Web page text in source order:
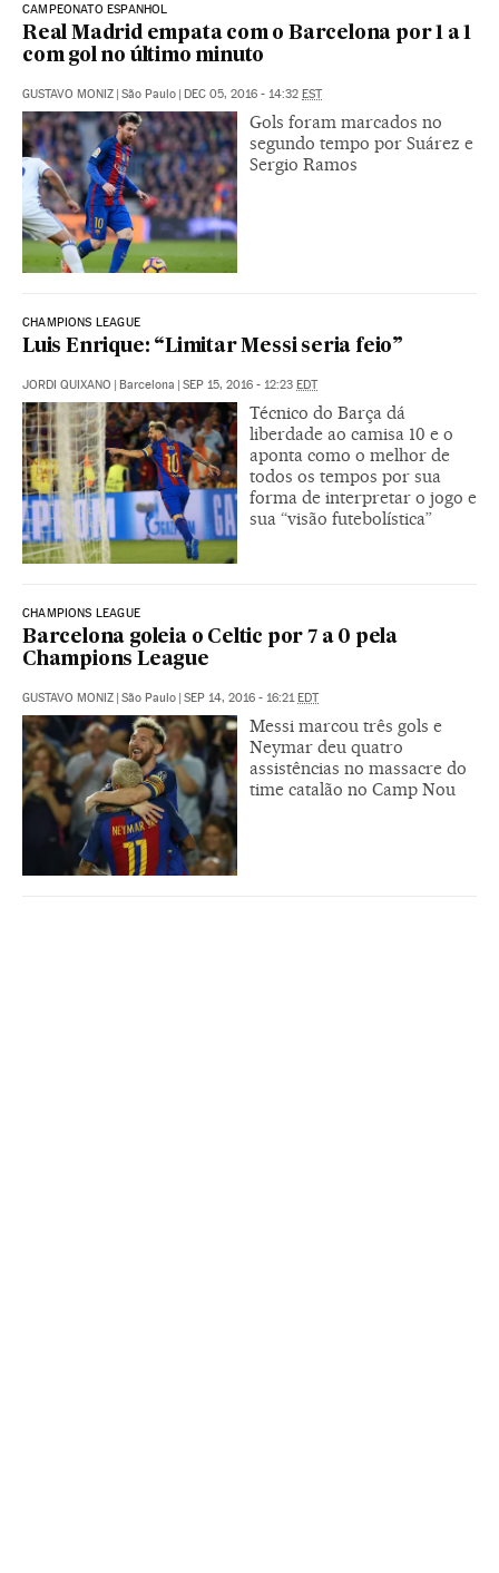
CAMPEONATO ESPANHOL
Real Madrid empata com o Barcelona por 1 a 1
com gol no último minuto
GUSTAVO MONIZ | São Paulo | DEC 05, 2016 - 14:32 EST
Gols foram marcados no
segundo tempo por Suárez e
Sergio Ramos
CHAMPIONS LEAGUE
Luis Enrique: “Limitar Messi seria feio”
JORDI QUIXANO | Barcelona | SEP 15, 2016 - 12:23 EDT
Técnico do Barça dá
liberdade ao camisa 10 e o
aponta como o melhor de
todos os tempos por sua
forma de interpretar o jogo e
sua “visão futebolística”
CHAMPIONS LEAGUE
Barcelona goleia o Celtic por 7 a 0 pela
Champions League
GUSTAVO MONIZ | São Paulo | SEP 14, 2016 - 16:21 EDT
Messi marcou três gols e
Neymar deu quatro
assistências no massacre do
time catalão no Camp Nou